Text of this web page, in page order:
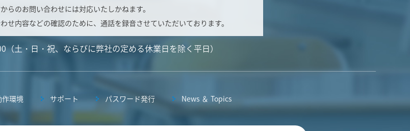
らのお問い合わせには対応いたしかねます。
せ内容などの確認のために、通話を録音させていただいております。
（土・日・祝、ならびに弊社の定める休業日を除く平日）
作環境 サポート パスワード発行 News ＆ Topics